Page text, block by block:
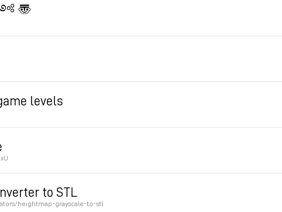
༺ 〠
levels
to STL
heightmap-grayscale-to-stl